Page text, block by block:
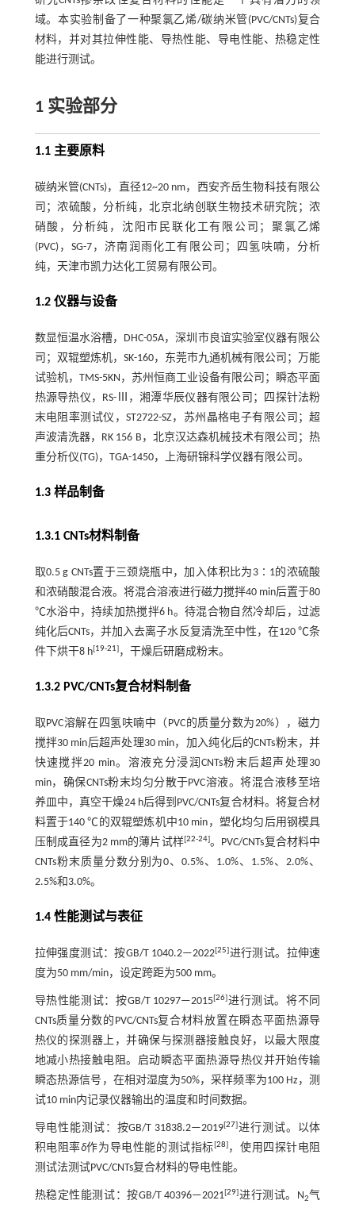
域。本实验制备了一种聚氯乙烯/碳纳米管(PVC/CNTs)复合
材料，并对其拉伸性能、导热性能、导电性能、热稳定性
能进行测试。
1 实验部分
1.1 主要原料
碳纳米管(CNTs)，直径12~20 nm，西安齐岳生物科技有限公
司；浓硫酸，分析纯，北京北纳创联生物技术研究院；浓
硝酸，分析纯，沈阳市民联化工有限公司；聚氯乙烯
(PVC)，SG-7，济南润雨化工有限公司；四氢呋喃，分析
纯，天津市凯力达化工贸易有限公司。
1.2 仪器与设备
数显恒温水浴槽，DHC-05A，深圳市良谊实验室仪器有限公
司；双辊塑炼机，SK-160，东莞市九通机械有限公司；万能
试验机，TMS-5KN，苏州恒商工业设备有限公司；瞬态平面
热源导热仪，RS-Ⅲ，湘潭华辰仪器有限公司；四探针法粉
末电阻率测试仪，ST2722-SZ，苏州晶格电子有限公司；超
声波清洗器，RK 156 B，北京汉达森机械技术有限公司；热
重分析仪(TG)，TGA-1450，上海研锦科学仪器有限公司。
1.3 样品制备
1.3.1 CNTs材料制备
取0.5 g CNTs置于三颈烧瓶中，加入体积比为3∶1的浓硫酸
和浓硝酸混合液。将混合溶液进行磁力搅拌40 min后置于80
℃水浴中，持续加热搅拌6 h。待混合物自然冷却后，过滤
纯化后CNTs，并加入去离子水反复清洗至中性，在120 ℃条
件下烘干8 h[19-21]，干燥后研磨成粉末。
1.3.2 PVC/CNTs复合材料制备
取PVC溶解在四氢呋喃中（PVC的质量分数为20%），磁力
搅拌30 min后超声处理30 min，加入纯化后的CNTs粉末，并
快速搅拌20 min。溶液充分浸润CNTs粉末后超声处理30
min，确保CNTs粉末均匀分散于PVC溶液。将混合液移至培
养皿中，真空干燥24 h后得到PVC/CNTs复合材料。将复合材
料置于140 ℃的双辊塑炼机中10 min，塑化均匀后用钢模具
压制成直径为2 mm的薄片试样[22-24]。PVC/CNTs复合材料中
CNTs粉末质量分数分别为0、0.5%、1.0%、1.5%、2.0%、
2.5%和3.0%。
1.4 性能测试与表征
拉伸强度测试：按GB/T 1040.2—2022[25]进行测试。拉伸速
度为50 mm/min，设定跨距为500 mm。
导热性能测试：按GB/T 10297—2015[26]进行测试。将不同
CNTs质量分数的PVC/CNTs复合材料放置在瞬态平面热源导
热仪的探测器上，并确保与探测器接触良好，以最大限度
地减小热接触电阻。启动瞬态平面热源导热仪并开始传输
瞬态热源信号，在相对湿度为50%，采样频率为100 Hz，测
试10 min内记录仪器输出的温度和时间数据。
导电性能测试：按GB/T 31838.2—2019[27]进行测试。以体
积电阻率δ作为导电性能的测试指标[28]，使用四探针电阻
测试法测试PVC/CNTs复合材料的导电性能。
热稳定性能测试：按GB/T 40396—2021[29]进行测试。N2气